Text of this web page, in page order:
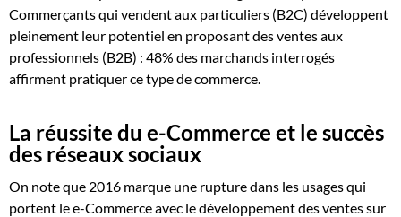
Commerçants qui vendent aux particuliers (B2C) développent
pleinement leur potentiel en proposant des ventes aux
professionnels (B2B) : 48% des marchands interrogés
affirment pratiquer ce type de commerce.
La réussite du e-Commerce et le succès
des réseaux sociaux
On note que 2016 marque une rupture dans les usages qui
portent le e-Commerce avec le développement des ventes sur